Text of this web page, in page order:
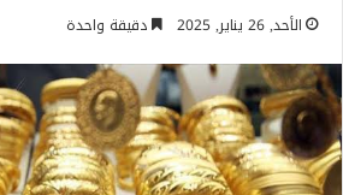
الأحد, 26 يناير, 2025 دقيقة واحدة